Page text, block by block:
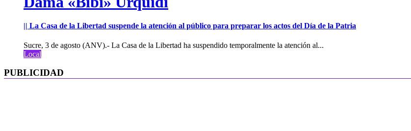
|| La Casa de la Libertad suspende la atención al público para preparar los actos del Día de la Patria
Sucre, 3 de agosto (ANV).- La Casa de la Libertad ha suspendido temporalmente la atención al...
Local
PUBLICIDAD